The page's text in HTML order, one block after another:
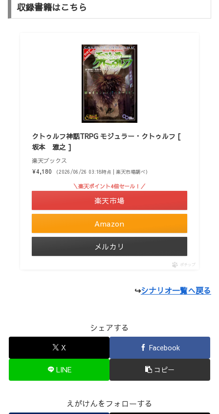
収録書籍はこちら
クトゥルフ神話TRPG モジュラー・クトゥルフ [
坂本 雅之 ]
楽天ブックス
¥4,180
（2026/06/26 03:18時点 | 楽天市場調べ）
Amazon
＼楽天ポイント4倍セール！／
楽天市場
メルカリ
ポチップ
↪シナリオ一覧へ戻る
シェアする
X Facebook
LINE コピー
えがけんをフォローする